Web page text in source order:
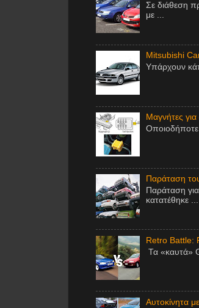
Σε διάθεση
με ...
Mitsubishi
Υπάρχουν
Μαγνήτες για
Οποιοδήποτε
Παράταση
Παράταση
κατατέθηκε ...
Retro Battle:
Τα «καυτά»
Αυτοκίνητα